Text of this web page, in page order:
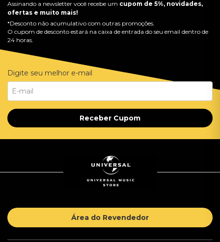
Assinando a newsletter você recebe um cupom de 5%, novidades,
ofertas e muito mais!
*Desconto não acumulativo com outras promoções.
O cupom de desconto estará na caixa de entrada do seu email dentro de
24 horas.
Digite seu melhor e-mail
Receber Cupom
Área do Revendedor